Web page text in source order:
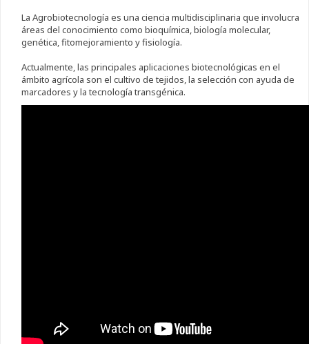
La Agrobiotecnología es una ciencia multidisciplinaria que involucra
áreas del conocimiento como bioquímica, biología molecular,
genética, fitomejoramiento y fisiología.
Actualmente, las principales aplicaciones biotecnológicas en el
ámbito agrícola son el cultivo de tejidos, la selección con ayuda de
marcadores y la tecnología transgénica.